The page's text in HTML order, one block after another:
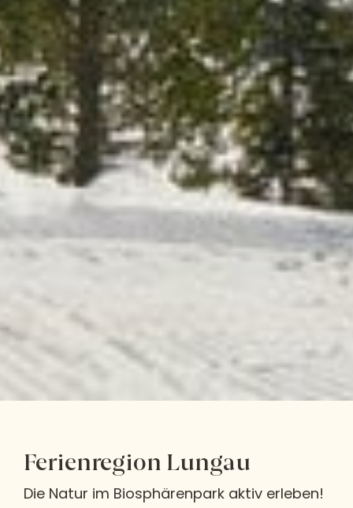
Ferienregion Lungau
Die Natur im Biosphärenpark aktiv erleben!